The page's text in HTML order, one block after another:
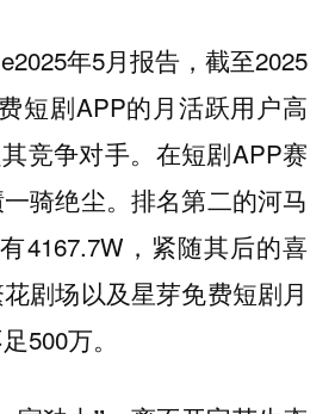
年5月报告，截至2025
短剧APP的月活跃用户高
竞争对手。在短剧APP赛
骑绝尘。排名第二的河马
4167.7W，紧随其后的喜
剧场以及星芽免费短剧月
500万。